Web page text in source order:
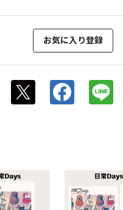
お気に入り登録